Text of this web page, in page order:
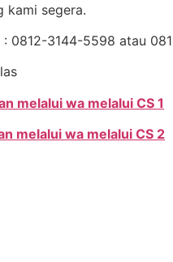
kami segera.
0812-3144-5598 atau
melalui wa melalui CS 1
melalui wa melalui CS 2